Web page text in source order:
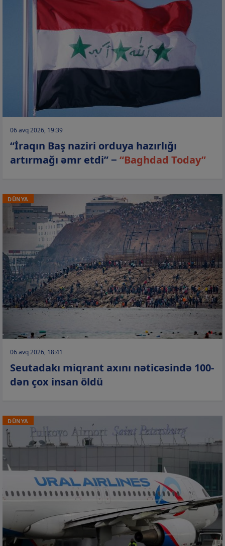
06 avq 2026, 19:39
“İraqın Baş naziri orduya hazırlığı
artırmağı əmr etdi” − “Baghdad Today”
DÜNYA
06 avq 2026, 18:41
Seutadakı miqrant axını nəticəsində 100-
dən çox insan öldü
DÜNYA